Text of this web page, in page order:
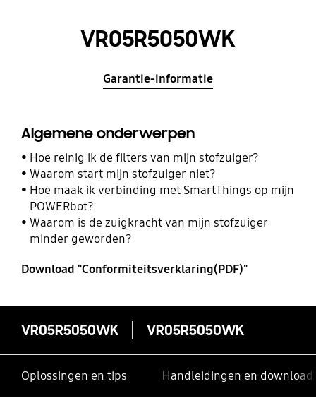
VR05R5050WK
Garantie-informatie
Algemene onderwerpen
Hoe reinig ik de filters van mijn stofzuiger?
Waarom start mijn stofzuiger niet?
Hoe maak ik verbinding met SmartThings op mijn
POWERbot?
Waarom is de zuigkracht van mijn stofzuiger
minder geworden?
Download "Conformiteitsverklaring(PDF)"
VR05R5050WK VR05R5050WK
Oplossingen en tips Handleidingen en